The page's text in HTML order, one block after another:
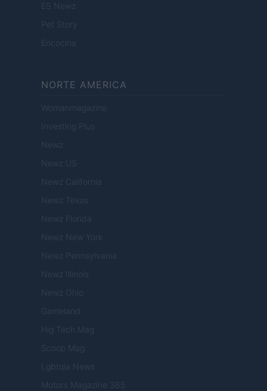
ES Newz
Pet Story
Encocina
NORTE AMERICA
Womanmagazine
Investing Plus
Newz
Newz US
Newz California
Newz Texas
Newz Florida
Newz New York
Newz Pennsylvania
Newz Illinois
Newz Ohio
Gameland
Hig Tech Mag
Scoop Mag
Lgbtqia News
Motors Magazine 365